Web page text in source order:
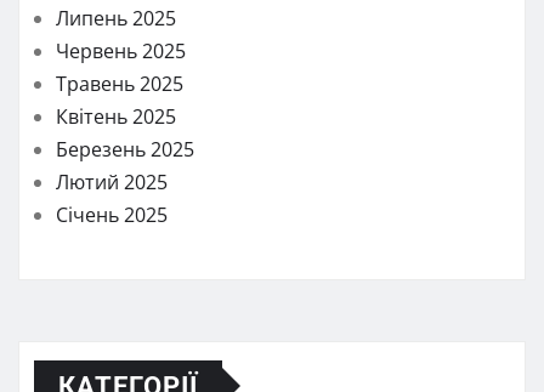
Липень 2025
Червень 2025
Травень 2025
Квітень 2025
Березень 2025
Лютий 2025
Січень 2025